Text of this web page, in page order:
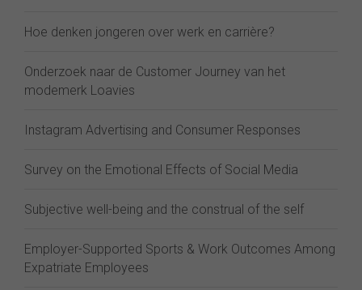
Hoe denken jongeren over werk en carrière?
Onderzoek naar de Customer Journey van het
modemerk Loavies
Instagram Advertising and Consumer Responses
Survey on the Emotional Effects of Social Media
Subjective well-being and the construal of the self
Employer-Supported Sports & Work Outcomes Among
Expatriate Employees